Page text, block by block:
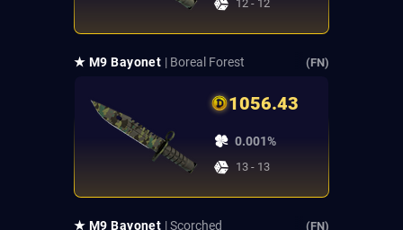
12 - 12
★ M9 Bayonet | Boreal Forest (FN)
1056.43
0.001%
13 - 13
★ M9 Bayonet | Scorched (FN)